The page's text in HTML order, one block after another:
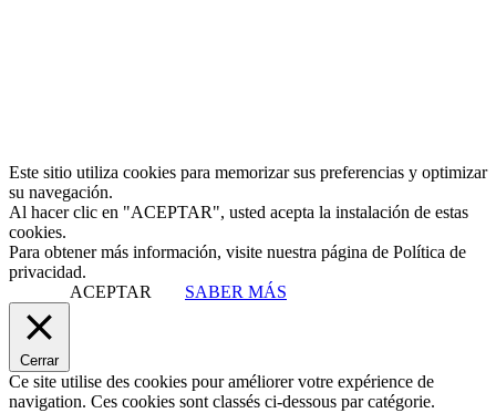
Este sitio utiliza cookies para memorizar sus preferencias y optimizar
su navegación.
Al hacer clic en "ACEPTAR", usted acepta la instalación de estas
cookies.
Para obtener más información, visite nuestra página de Política de
privacidad.
ACEPTAR
SABER MÁS
Cerrar
Ce site utilise des cookies pour améliorer votre expérience de
navigation. Ces cookies sont classés ci-dessous par catégorie.